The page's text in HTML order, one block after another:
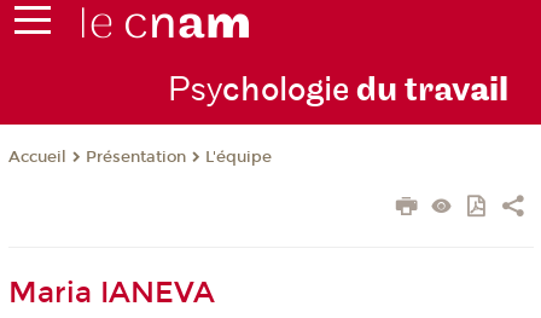
Psychologie du travail
Accueil Présentation L'équipe
Maria IANEVA